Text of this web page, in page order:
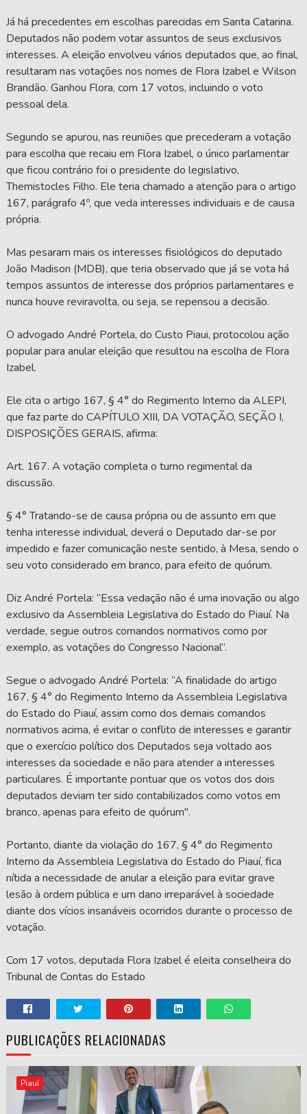
Já há precedentes em escolhas parecidas em Santa Catarina.
Deputados não podem votar assuntos de seus exclusivos
interesses. A eleição envolveu vários deputados que, ao final,
resultaram nas votações nos nomes de Flora Izabel e Wilson
Brandão. Ganhou Flora, com 17 votos, incluindo o voto
pessoal dela.
Segundo se apurou, nas reuniões que precederam a votação
para escolha que recaiu em Flora Izabel, o único parlamentar
que ficou contrário foi o presidente do legislativo,
Themistocles Filho. Ele teria chamado a atenção para o artigo
167, parágrafo 4º, que veda interesses individuais e de causa
própria.
Mas pesaram mais os interesses fisiológicos do deputado
João Madison (MDB), que teria observado que já se vota há
tempos assuntos de interesse dos próprios parlamentares e
nunca houve reviravolta, ou seja, se repensou a decisão.
O advogado André Portela, do Custo Piaui, protocolou ação
popular para anular eleição que resultou na escolha de Flora
Izabel.
Ele cita o artigo 167, § 4° do Regimento Interno da ALEPI,
que faz parte do CAPÍTULO XIII, DA VOTAÇÃO, SEÇÃO I,
DISPOSIÇÕES GERAIS, afirma:
Art. 167. A votação completa o turno regimental da
discussão.
§ 4° Tratando-se de causa própria ou de assunto em que
tenha interesse individual, deverá o Deputado dar-se por
impedido e fazer comunicação neste sentido, à Mesa, sendo o
seu voto considerado em branco, para efeito de quórum.
Diz André Portela: “Essa vedação não é uma inovação ou algo
exclusivo da Assembleia Legislativa do Estado do Piauí. Na
verdade, segue outros comandos normativos como por
exemplo, as votações do Congresso Nacional”.
Segue o advogado André Portela: “A finalidade do artigo
167, § 4° do Regimento Interno da Assembleia Legislativa
do Estado do Piauí, assim como dos demais comandos
normativos acima, é evitar o conflito de interesses e garantir
que o exercício político dos Deputados seja voltado aos
interesses da sociedade e não para atender a interesses
particulares. É importante pontuar que os votos dos dois
deputados deviam ter sido contabilizados como votos em
branco, apenas para efeito de quórum".
Portanto, diante da violação do 167, § 4° do Regimento
Interno da Assembleia Legislativa do Estado do Piauí, fica
nítida a necessidade de anular a eleição para evitar grave
lesão à ordem pública e um dano irreparável à sociedade
diante dos vícios insanáveis ocorridos durante o processo de
votação.
Com 17 votos, deputada Flora Izabel é eleita conselheira do
Tribunal de Contas do Estado
PUBLICAÇÕES RELACIONADAS
Piauí